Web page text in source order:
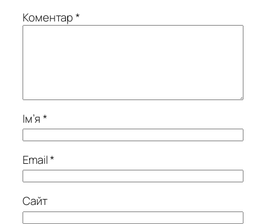
Коментар*
Ім’я*
Email*
Сайт